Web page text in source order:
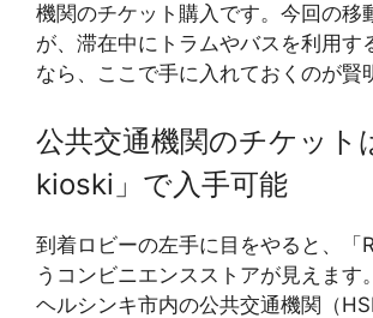
機関のチケット購入です。今回の移
が、滞在中にトラムやバスを利用す
なら、ここで手に入れておくのが賢
公共交通機関のチケット
kioski」で入手可能
到着ロビーの左手に目をやると、「
うコンビニエンスストアが見えます
ヘルシンキ市内の公共交通機関（